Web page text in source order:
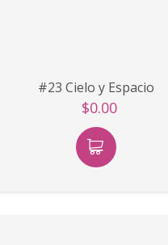
#23 Cielo y Espacio
$0.00